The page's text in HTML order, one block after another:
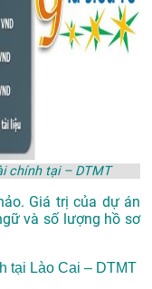
chính tại – DTMT
Giá trị của dự án
và số lượng hồ sơ
tại Lào Cai – DTMT